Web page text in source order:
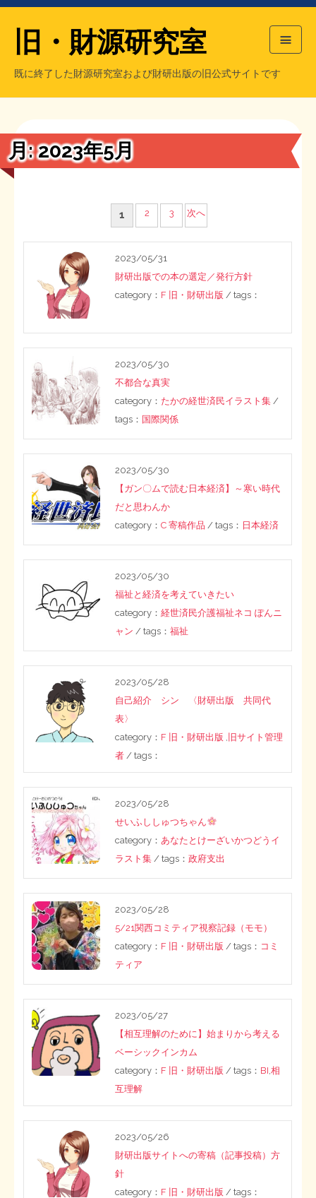
シン財源はあなたです／合同誌／旧・サブカル分室
日本経済を解説するヤンキー／MIHANAマンガ／旧・財研出版
もっと知りたい方へ
マネクリ戦士 RED & BLACK
MMTの学習資料
たかの経世済民イラスト集
用語集
旧・財源研究室
既に終了した財源研究室および財研出版の旧公式サイトです
月:2023年5月
稿
ー
ジ
送
り
1 2 3 次へ
2023/05/31
財研出版での本の選定／発行方針
category： F 旧・財研出版 / tags：
2023/05/30
不都合な真実
category： たかの経世済民イラスト集 /
tags： 国際関係
2023/05/30
【ガン〇ムで読む日本経済】～寒い時代
だと思わんか
category：C 寄稿作品 / tags： 日本経済
2023/05/30
福祉と経済を考えていきたい
category：経世済民介護福祉ネコ ぽんニ
ャン / tags：福祉
2023/05/28
自己紹介 シン 〈財研出版 共同代
表〉
category： F 旧・財研出版 , 旧サイト管理
者 / tags：
2023/05/28
せいふししゅつちゃん
category：あなたとけーざいかつどうイ
ラスト集 / tags：政府支出
2023/05/28
5/21関西コミティア視察記録（モモ）
category： F 旧・財研出版 / tags： コミ
ティア
2023/05/27
【相互理解のために】始まりから考える
ベーシックインカム
category： F 旧・財研出版 / tags： BI,相
互理解
2023/05/26
財研出版サイトへの寄稿（記事投稿）方
針
category： F 旧・財研出版 / tags：